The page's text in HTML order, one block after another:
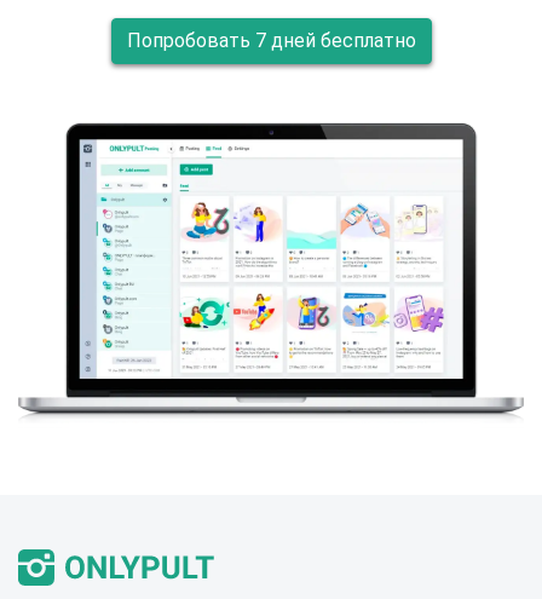
Попробовать 7 дней бесплатно